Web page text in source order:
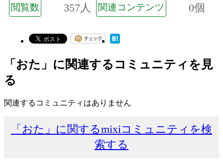
閲覧数 357人 関連コンテンツ 0個
「おた」に関連するコミュニティを見
る
関連するコミュニティはありません
「おた」に関するmixiコミュニティを検
索する